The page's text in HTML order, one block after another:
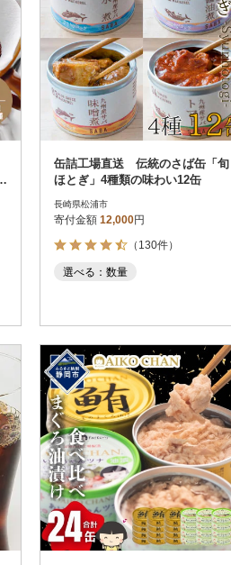
缶詰工場直送 伝統のさば缶「旬
ほとぎ」4種類の味わい12缶
長崎県松浦市
寄付金額 12,000円
（130件）
選べる：数量